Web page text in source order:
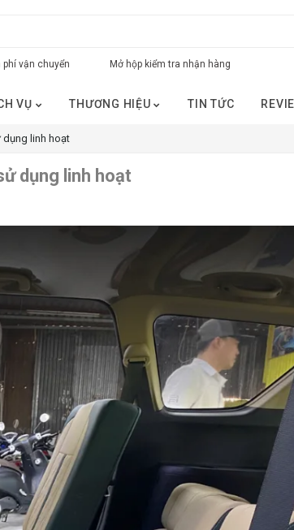
phí vận chuyển Mở hộp kiểm tra nhận hàng
VỤ THƯƠNG HIỆU TIN TỨC
dụng linh hoạt
dụng linh hoạt